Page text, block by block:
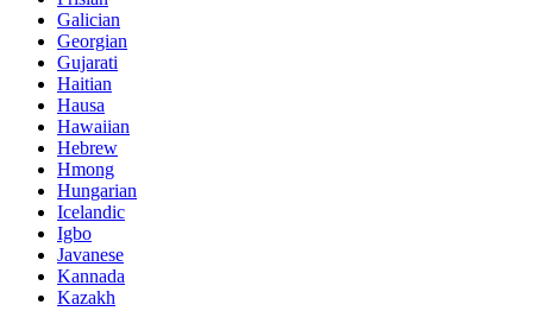
Galician
Georgian
Gujarati
Haitian
Hausa
Hawaiian
Hebrew
Hmong
Hungarian
Icelandic
Igbo
Javanese
Kannada
Kazakh